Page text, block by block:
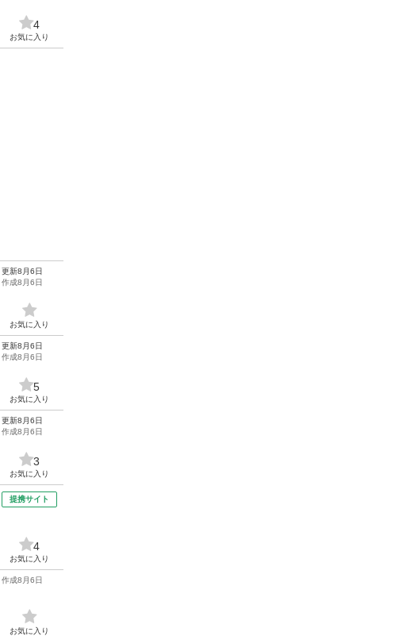
4
お気に入り
更新8月6日
作成8月6日
お気に入り
更新8月6日
作成8月6日
5
お気に入り
更新8月6日
作成8月6日
3
お気に入り
提携サイト
4
お気に入り
作成8月6日
お気に入り